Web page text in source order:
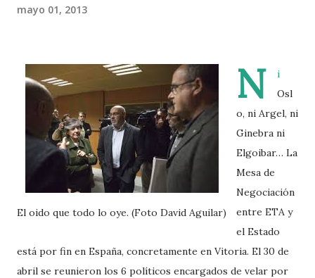
mayo 01, 2013
El oido que todo lo oye. (Foto David Aguilar)
N
i
Osl
o, ni Argel, ni
Ginebra ni
Elgoibar… La
Mesa de
Negociación
entre ETA y
el Estado
está por fin en España, concretamente en Vitoria. El 30 de
abril se reunieron los 6 políticos encargados de velar por